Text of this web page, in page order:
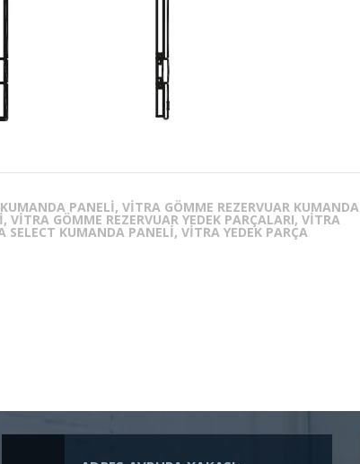
PANELI, VITRA GÖMME REZERVUAR KUMANDA
GÖMME REZERVUAR YEDEK PARÇALARI, VITRA
KUMANDA PANELI, VITRA YEDEK PARÇA